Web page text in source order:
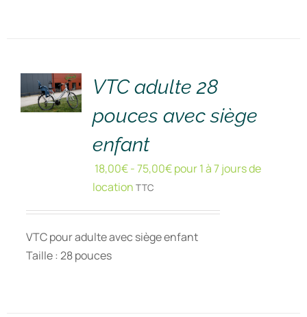
DÉTAILS
VTC adulte 28
pouces avec siège
enfant
18,00€-75,00€pour 1 à 7 jours de
location TTC
VTC pour adulte avec siège enfant
Taille : 28 pouces